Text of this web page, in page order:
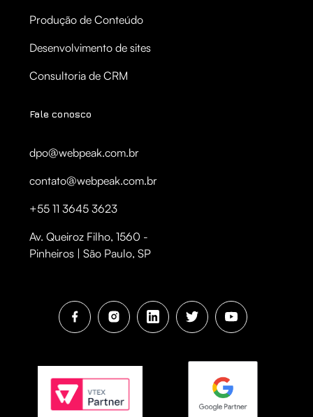
Produção de Conteúdo
Desenvolvimento de sites
Consultoria de CRM
Fale conosco
dpo@webpeak.com.br
contato@webpeak.com.br
+55 11 3645 3623
Av. Queiroz Filho, 1560 -
Pinheiros | São Paulo, SP